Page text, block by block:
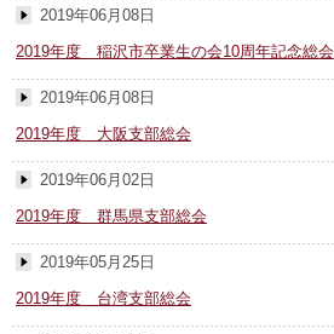
2019年06月08日
2019年度 稲沢市卒業生の会10周年記念総会
2019年06月08日
2019年度 大阪支部総会
2019年06月02日
2019年度 群馬県支部総会
2019年05月25日
2019年度 台湾支部総会